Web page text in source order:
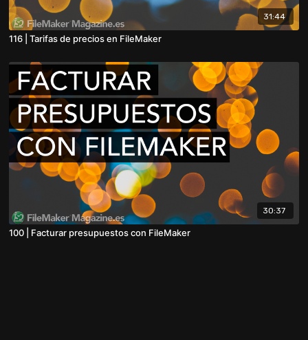
31:44
116 | Tarifas de precios en FileMaker
30:37
100 | Facturar presupuestos con FileMaker